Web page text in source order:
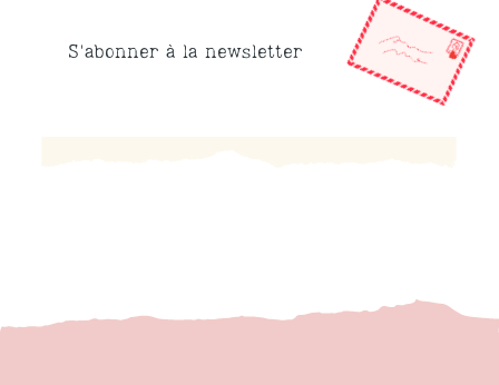
S'abonner à la newsletter